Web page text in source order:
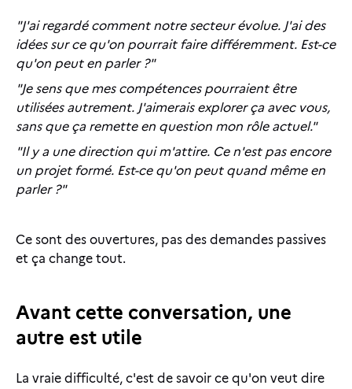
"J'ai regardé comment notre secteur évolue. J'ai des
idées sur ce qu'on pourrait faire différemment. Est-ce
qu'on peut en parler ?"
"Je sens que mes compétences pourraient être
utilisées autrement. J'aimerais explorer ça avec vous,
sans que ça remette en question mon rôle actuel."
"Il y a une direction qui m'attire. Ce n'est pas encore
un projet formé. Est-ce qu'on peut quand même en
parler ?"
Ce sont des ouvertures, pas des demandes passives
et ça change tout.
Avant cette conversation, une
autre est utile
La vraie difficulté, c'est de savoir ce qu'on veut dire